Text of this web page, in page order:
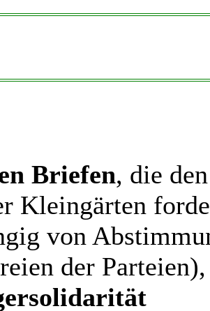
Briefen, die den
Kleingärten
von
der